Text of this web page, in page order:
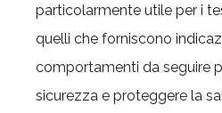
particolarmente utile per i
quelli che forniscono
comportamenti da seguire
sicurezza e proteggere la